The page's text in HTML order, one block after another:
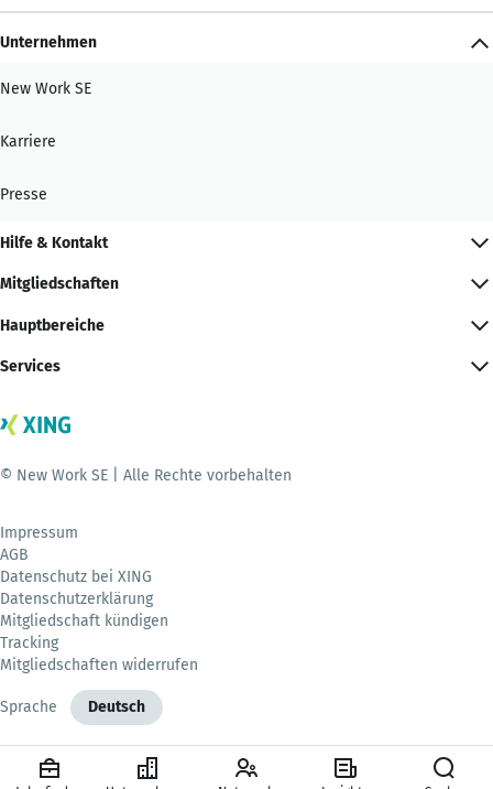
Unternehmen
New Work SE
Karriere
Presse
Hilfe & Kontakt
Mitgliedschaften
Hauptbereiche
Services
© New Work SE | Alle Rechte vorbehalten
Impressum
AGB
Datenschutz bei XING
Datenschutzerklärung
Mitgliedschaft kündigen
Tracking
Mitgliedschaften widerrufen
Sprache Deutsch